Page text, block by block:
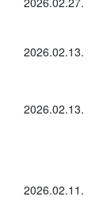
2026.02.13.
2026.02.13.
2026.02.11.